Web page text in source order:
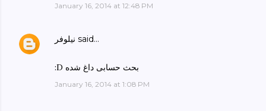
January 16, 2014 at 12:48 PM
نیلوفر said…
:D بحث حسابی داغ شده
January 16, 2014 at 1:08 PM